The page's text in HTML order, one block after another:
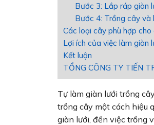
Bước 3: Lắp ráp giàn
Bước 4: Trồng cây và
Các loại cây phù hợp
Lợi ích của việc làm giàn
Kết luận
TỔNG CÔNG TY TIẾN
Tự làm giàn lưới trồng
trồng cây một cách hiệu
giàn lưới, đến việc trồng